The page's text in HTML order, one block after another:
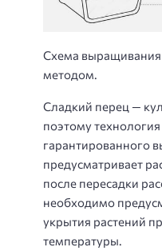
Схема
методом.
Сладкий перец —
поэтому
гарантированного
предусматривает
после пересадки
необходимо
укрытия растений
температуры.